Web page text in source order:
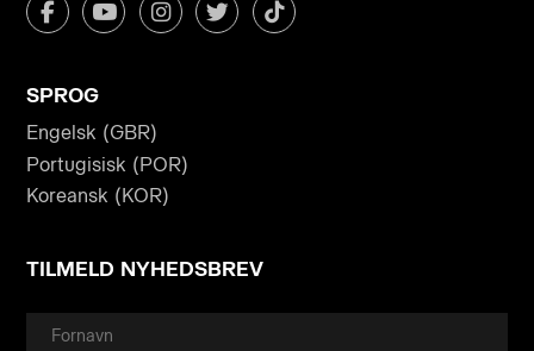
SPROG
Engelsk (GBR)
Portugisisk (POR)
Koreansk (KOR)
TILMELD NYHEDSBREV